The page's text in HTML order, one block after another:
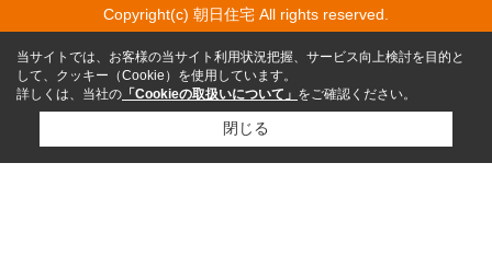
Copyright(c) 朝日住宅 All rights reserved.
当サイトでは、お客様の当サイト利用状況把握、サービス向上検討を目的と
して、クッキー（Cookie）を使用しています。
詳しくは、当社の 「Cookieの取扱いについて」 をご確認ください。
閉じる